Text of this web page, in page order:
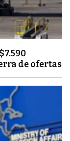
de ofertas